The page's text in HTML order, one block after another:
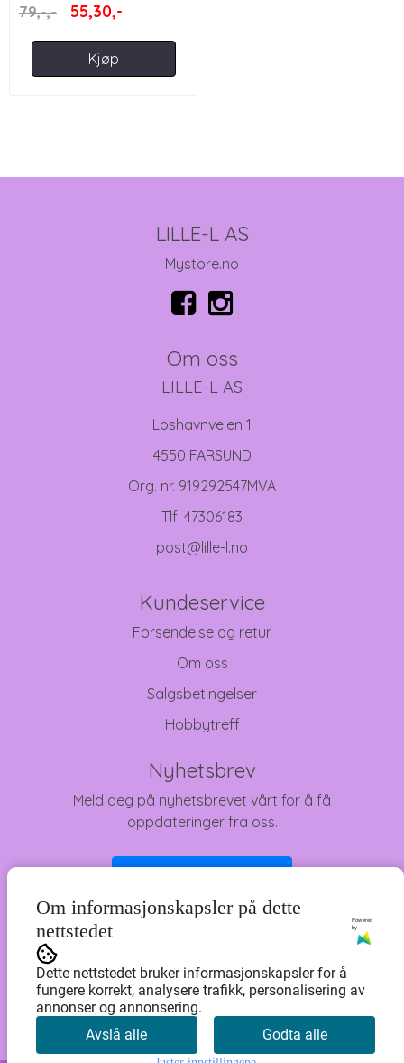
79,-,- 55,30,-
Kjøp
LILLE-L AS
Mystore.no
Om oss
LILLE-L AS
Loshavnveien 1
4550 FARSUND
Org. nr. 919292547MVA
Tlf: 47306183
post@lille-l.no
Kundeservice
Forsendelse og retur
Om oss
Salgsbetingelser
Hobbytreff
Nyhetsbrev
Meld deg på nyhetsbrevet vårt for å få
oppdateringer fra oss.
Om informasjonskapsler på dette
nettstedet
Powered
by
Dette nettstedet bruker informasjonskapsler for å
fungere korrekt, analysere trafikk, personalisering av
annonser og annonsering.
Avslå alle
Godta alle